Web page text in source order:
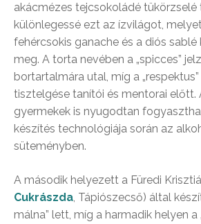
akácmézes tejcsokoládé tükörzselé
különlegessé ezt az ízvilágot,
fehércsokis ganache és a diós
meg. A torta nevében a „spicces”
bortartalmára utal, míg a
tisztelgése tanítói és mentorai előtt.
gyermekek is nyugodtan
készítés technológiája során az
süteményben.
A második helyezett a Füredi
Cukrászda, Tápiószecső) által
málna” lett, míg a harmadik helyen a